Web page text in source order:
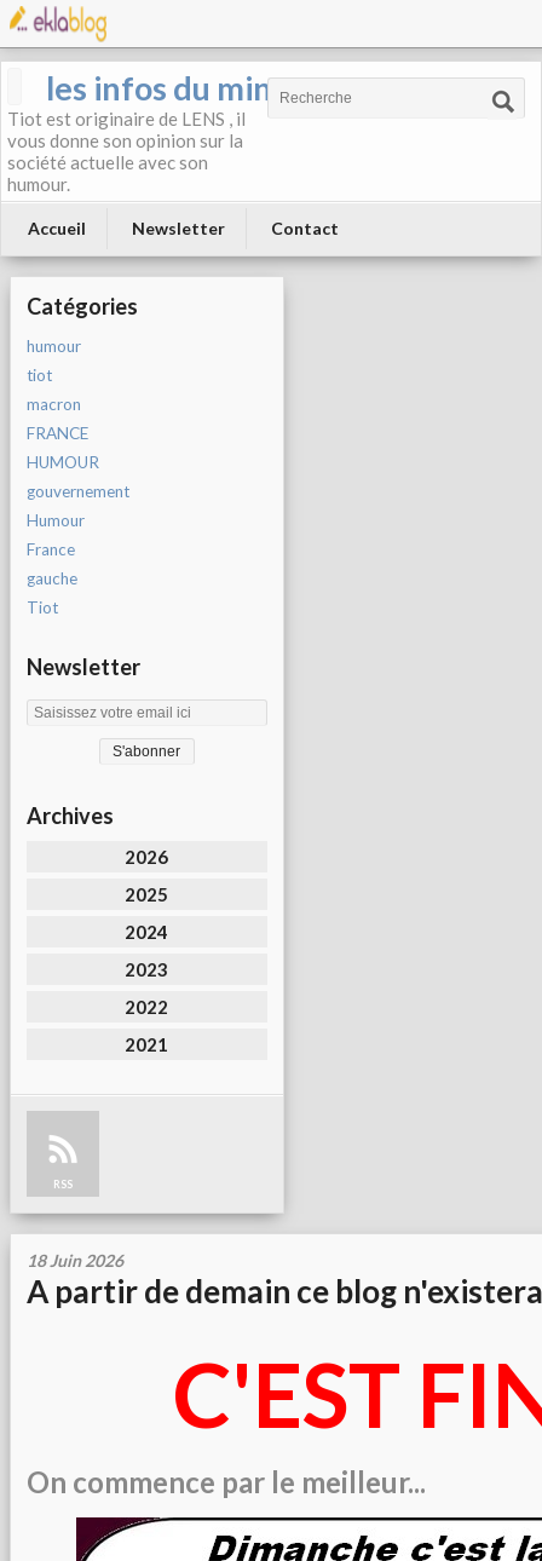
les infos du mineur
Tiot est originaire de LENS , il
vous donne son opinion sur la
société actuelle avec son
humour.
Accueil Newsletter Contact
Catégories
humour
tiot
macron
FRANCE
HUMOUR
gouvernement
Humour
France
gauche
Tiot
Newsletter
Archives
2026
2025
2024
2023
2022
2021
RSS
18 Juin 2026
A partir de demain ce blog
C'EST
On commence par le meilleur...